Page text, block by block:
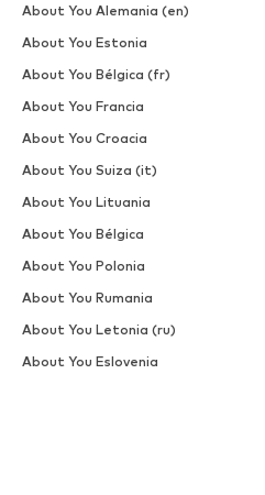
About You Alemania (en)
About You Estonia
About You Bélgica (fr)
About You Francia
About You Croacia
About You Suiza (it)
About You Lituania
About You Bélgica
About You Polonia
About You Rumania
About You Letonia (ru)
About You Eslovenia